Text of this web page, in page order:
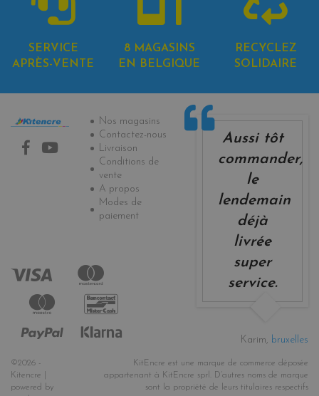
SERVICE
APRÈS-VENTE
8 MAGASINS
EN BELGIQUE
RECYCLEZ
SOLIDAIRE
Informations
Nos magasins
Contactez-nous
Livraison
Conditions de
vente
A propos
Modes de
paiement
Aussi tôt
commander,
le
lendemain
déjà
livrée
super
service.
Karim, bruxelles
©2026 -
Kitencre |
powered by
KitEncre est une marque de commerce déposée
appartenant à KitEncre sprl. D’autres noms de marque
sont la propriété de leurs titulaires respectifs